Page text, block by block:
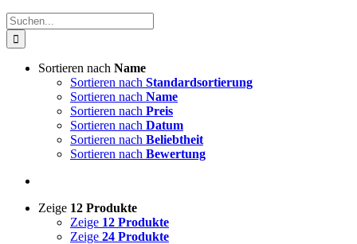
Suche
nach:
Sortieren nach Name
Sortieren nach Standardsortierung
Sortieren nach Name
Sortieren nach Preis
Sortieren nach Datum
Sortieren nach Beliebtheit
Sortieren nach Bewertung
Zeige 12 Produkte
Zeige 12 Produkte
Zeige 24 Produkte